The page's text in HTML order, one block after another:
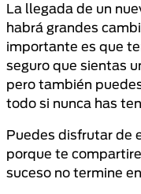
La llegada de un
habrá grandes
importante es que
seguro que sientas
pero también
todo si nunca has
Puedes disfrutar de
porque te
suceso no termine